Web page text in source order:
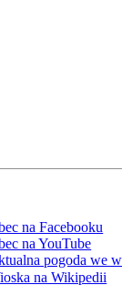
na Facebooku
na YouTube
pogoda we
na Wikipedii